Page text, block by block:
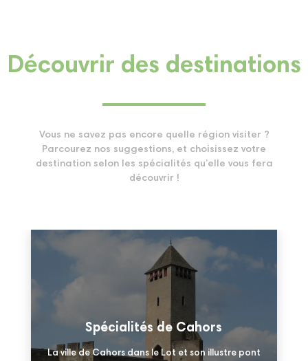
Découvrir des destinations
Vous ne savez pas encore quelle région visiter ?
Parcourez nos suggestions, et choisissez votre
destination selon les spécialités qu’elle vous fera
découvrir !
Spécialités de Cahors
La ville de Cahors dans le Lot et son illustre pont